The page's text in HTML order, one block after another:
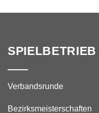
SPIELBETRIEB
Verbandsrunde
Bezirksmeisterschaften